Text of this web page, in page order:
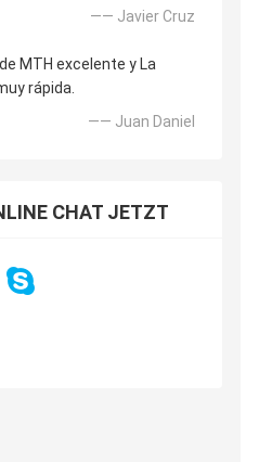
—— Javier Cruz
MTH excelente y La
rápida.
—— Juan Daniel
CHAT JETZT